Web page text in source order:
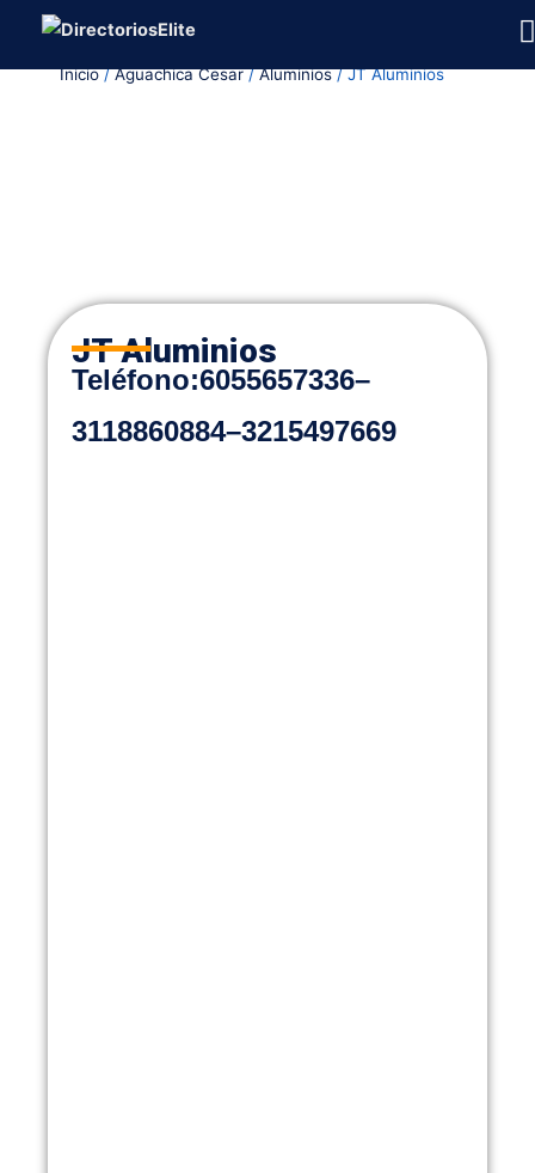
contenidoInicio/Aguachica Cesar/Aluminios/ JT Aluminios
JT Aluminios
Teléfono:6055657336–
3118860884–3215497669